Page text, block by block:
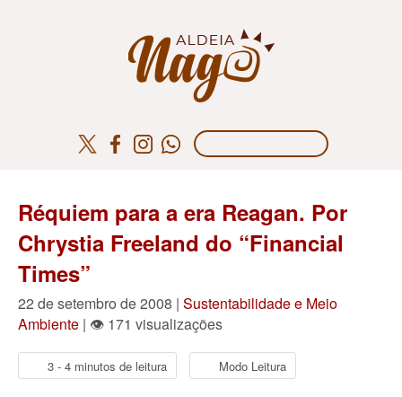
Réquiem para a era Reagan. Por
Chrystia Freeland do “Financial
Times”
22 de setembro de 2008 | Sustentabilidade e Meio
Ambiente | 👁 171 visualizações
3 - 4 minutos de leitura Modo Leitura